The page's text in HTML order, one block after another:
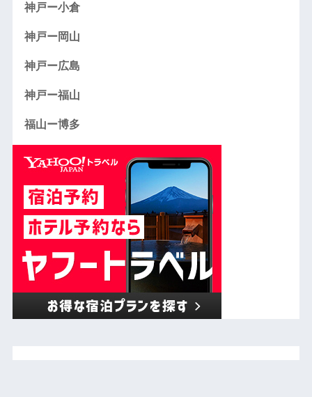
神戸ー小倉
神戸ー岡山
神戸ー広島
神戸ー福山
福山ー博多